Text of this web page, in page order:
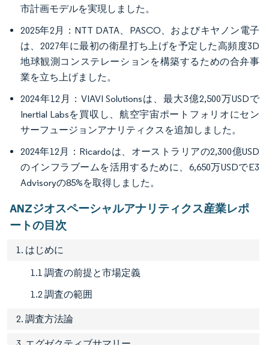
市計画モデルを実現しました。
2025年2月：NTT DATA、PASCO、およびキヤノン電子
は、2027年に最初の衛星打ち上げを予定した高頻度3D
地球観測コンステレーションを構築するための合弁事
業を立ち上げました。
2024年12月：VIAVI Solutionsは、最大3億2,500万USDで
Inertial Labsを買収し、航空宇宙ポートフォリオにセン
サーフュージョンアナリティクスを追加しました。
2024年12月：Ricardoは、オーストラリアの2,300億USD
のインフラブームを活用するために、6,650万USDでE3
Advisoryの85%を取得しました。
ANZジオスペーシャルアナリティクス産業レポ
ートの目次
1. はじめに
1.1 調査の前提と市場定義
1.2 調査の範囲
2. 調査方法論